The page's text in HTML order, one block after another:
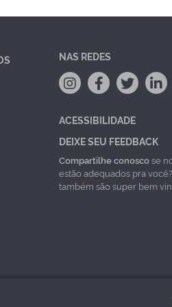
NAS REDES
ACESSIBILIDADE
DEIXE SEU FEEDBACK
Compartilhe conoscose
estão adequados pra
também são super bem